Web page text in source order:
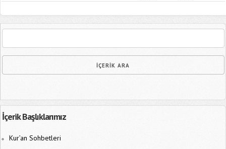
İçerik Başlıklarımız
Kur’an Sohbetleri